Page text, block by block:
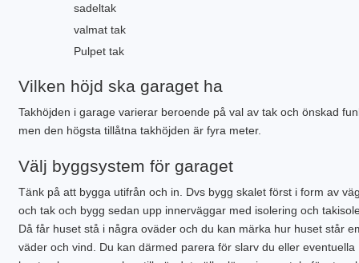
sadeltak
valmat tak
Pulpet tak
Vilken höjd ska garaget ha
Takhöjden i garage varierar beroende på val av tak och önskad
men den högsta tillåtna takhöjden är fyra meter.
Välj byggsystem för garaget
Tänk på att bygga utifrån och in. Dvs bygg skalet först i form av
och tak och bygg sedan upp innerväggar med isolering och
Då får huset stå i några oväder och du kan märka hur huset står
väder och vind. Du kan därmed parera för slarv du eller eventuella